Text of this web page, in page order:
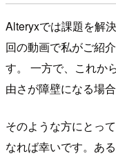
Alteryxでは課題を解
回の動画で私がご紹
す。 一方で、これか
由さが障壁になる場
そのような方にとっ
なれば幸いです。あ